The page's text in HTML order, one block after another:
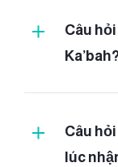
Câu
Câu
lúc